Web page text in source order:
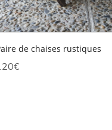
de chaises rustiques
€